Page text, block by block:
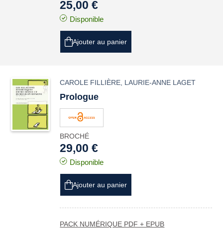
25,00 €
Disponible
Ajouter au panier
CAROLE FILLIÈRE LAURIE-ANNE LAGET
Prologue
BROCHÉ
29,00 €
Disponible
Ajouter au panier
PACK NUMÉRIQUE PDF + EPUB